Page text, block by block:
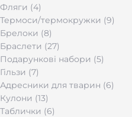
Фляги (4)
Термоси/термокружки (9)
Брелоки (8)
Браслети (27)
Подарункові набори (5)
Гільзи (7)
Адресники для тварин (6)
Кулони (13)
Таблички (6)